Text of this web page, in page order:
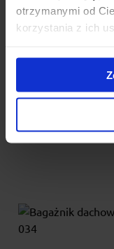
otrzymanymi od
korzystania z ich
Cruz Airo Fuse
dachowych